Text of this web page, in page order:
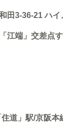
田3-36-21 ハイ
江端」交差点
道」駅/京阪本